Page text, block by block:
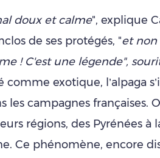
doux et calme", explique
de ses protégés, "et non
! C'est une légende",
exotique, l’alpaga
les campagnes françaises.
régions, des Pyrénées à
Ce phénomène, encore